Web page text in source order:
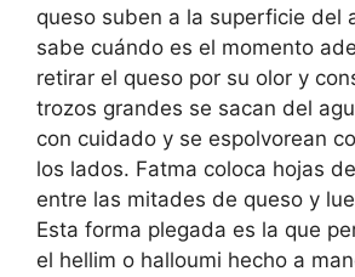
queso suben a la superficie del
sabe cuándo es el momento
retirar el queso por su olor y
trozos grandes se sacan del
con cuidado y se espolvorean
los lados. Fatma coloca hojas
entre las mitades de queso y
Esta forma plegada es la que
el hellim o halloumi hecho a